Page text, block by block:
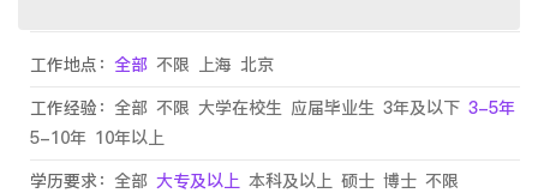
工作地点： 全部 不限 上海 北京
工作经验： 全部 不限 大学在校生 应届毕业生 3年及以下 3-5年
5-10年 10年以上
学历要求： 全部 大专及以上 本科及以上 硕士 博士 不限